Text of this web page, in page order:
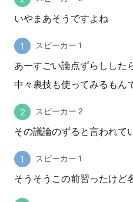
いやまあそうですよね
スピーカー 1
あーすごい論点ずらしした
中々裏技も使ってみるもん
スピーカー 2
その議論のずると言われて
スピーカー 1
そうそうこの前習ったけど